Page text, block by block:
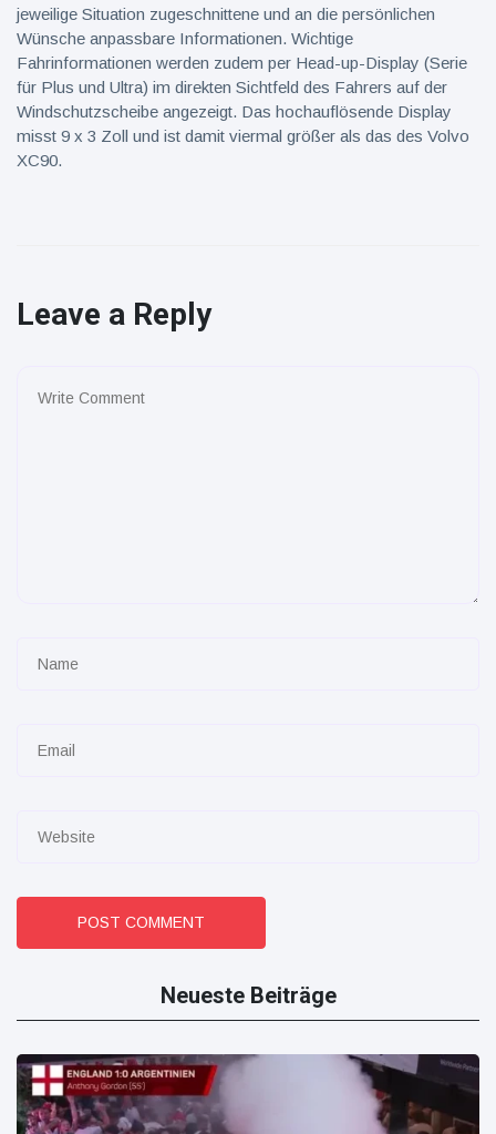
jeweilige Situation zugeschnittene und an die persönlichen
Wünsche anpassbare Informationen. Wichtige
Fahrinformationen werden zudem per Head-up-Display (Serie
für Plus und Ultra) im direkten Sichtfeld des Fahrers auf der
Windschutzscheibe angezeigt. Das hochauflösende Display
misst 9 x 3 Zoll und ist damit viermal größer als das des Volvo
XC90.
Leave a Reply
POST COMMENT
Neueste Beiträge